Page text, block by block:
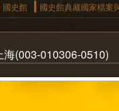
國史館 國史館典藏國家檔案
(003-010306-0510)